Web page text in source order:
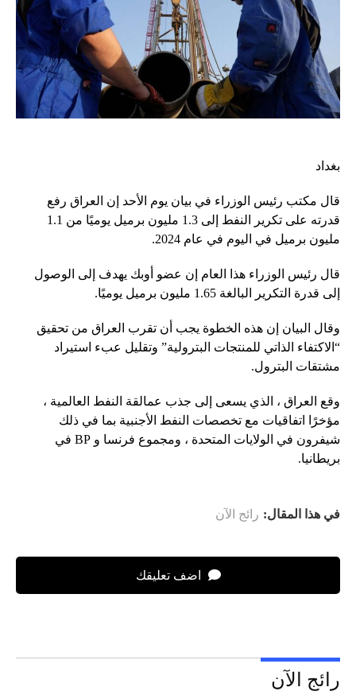
بغداد
قال مكتب رئيس الوزراء في بيان يوم الأحد إن العراق رفع
قدرته على تكرير النفط إلى 1.3 مليون برميل يوميًا من 1.1
مليون برميل في اليوم في عام 2024.
قال رئيس الوزراء هذا العام إن عضو أوبك يهدف إلى الوصول
إلى قدرة التكرير البالغة 1.65 مليون برميل يوميًا.
وقال البيان إن هذه الخطوة يجب أن تقرب العراق من تحقيق
“الاكتفاء الذاتي للمنتجات البترولية” وتقليل عبء استيراد
مشتقات البترول.
وقع العراق ، الذي يسعى إلى جذب عمالقة النفط العالمية ،
مؤخرًا اتفاقيات مع تخصصات النفط الأجنبية بما في ذلك
شيفرون في الولايات المتحدة ، ومجموع فرنسا و BP في
بريطانيا.
في هذا المقال: رائج الآن
اضف تعليقك
رائج الآن